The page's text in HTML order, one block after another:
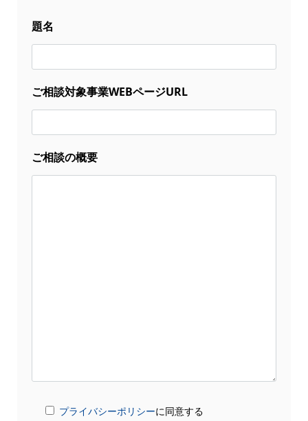
題名
ご相談対象事業WEBページURL
ご相談の概要
プライバシーポリシーに同意する